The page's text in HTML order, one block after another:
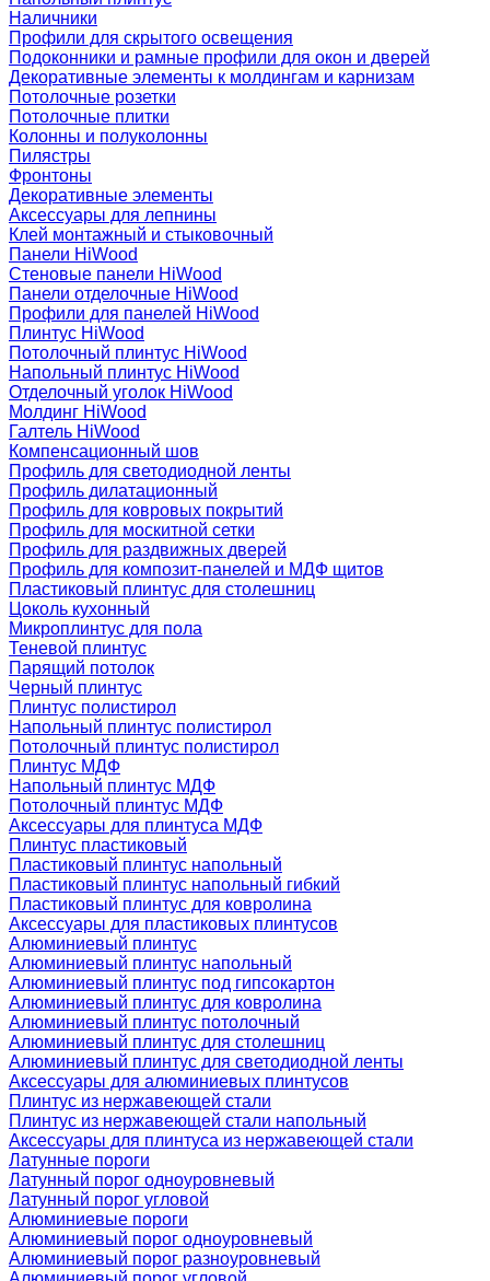
Наличники
Профили для скрытого освещения
Подоконники и рамные профили для окон и дверей
Декоративные элементы к молдингам и карнизам
Потолочные розетки
Потолочные плитки
Колонны и полуколонны
Пилястры
Фронтоны
Декоративные элементы
Аксессуары для лепнины
Клей монтажный и стыковочный
Панели HiWood
Стеновые панели HiWood
Панели отделочные HiWood
Профили для панелей HiWood
Плинтус HiWood
Потолочный плинтус HiWood
Напольный плинтус HiWood
Отделочный уголок HiWood
Молдинг HiWood
Галтель HiWood
Компенсационный шов
Профиль для светодиодной ленты
Профиль дилатационный
Профиль для ковровых покрытий
Профиль для москитной сетки
Профиль для раздвижных дверей
Профиль для композит-панелей и МДФ щитов
Пластиковый плинтус для столешниц
Цоколь кухонный
Микроплинтус для пола
Теневой плинтус
Парящий потолок
Черный плинтус
Плинтус полистирол
Напольный плинтус полистирол
Потолочный плинтус полистирол
Плинтус МДФ
Напольный плинтус МДФ
Потолочный плинтус МДФ
Аксессуары для плинтуса МДФ
Плинтус пластиковый
Пластиковый плинтус напольный
Пластиковый плинтус напольный гибкий
Пластиковый плинтус для ковролина
Аксессуары для пластиковых плинтусов
Алюминиевый плинтус
Алюминиевый плинтус напольный
Алюминиевый плинтус под гипсокартон
Алюминиевый плинтус для ковролина
Алюминиевый плинтус потолочный
Алюминиевый плинтус для столешниц
Алюминиевый плинтус для светодиодной ленты
Аксессуары для алюминиевых плинтусов
Плинтус из нержавеющей стали
Плинтус из нержавеющей стали напольный
Аксессуары для плинтуса из нержавеющей стали
Латунные пороги
Латунный порог одноуровневый
Латунный порог угловой
Алюминиевые пороги
Алюминиевый порог одноуровневый
Алюминиевый порог разноуровневый